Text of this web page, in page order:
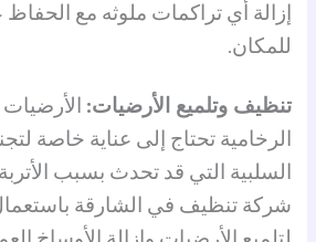
إزالة أي تراكمات ملوثه مع
للمكان.
تنظيف وتلميع الأرضيات:
الرخامية تحتاج إلى عناية خاصة
السلبية التي قد تحدث بسبب
شركة تنظيف في الشارقة